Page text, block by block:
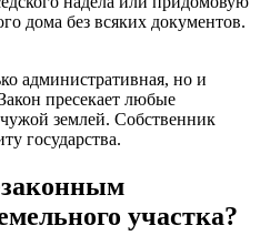
дома без всяких документов.
административная, но и
пресекает любые
землей. Собственник
государства.
участка?